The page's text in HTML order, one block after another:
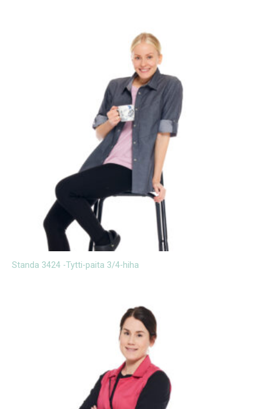
Standa 3424 -Tytti-paita 3/4-hiha